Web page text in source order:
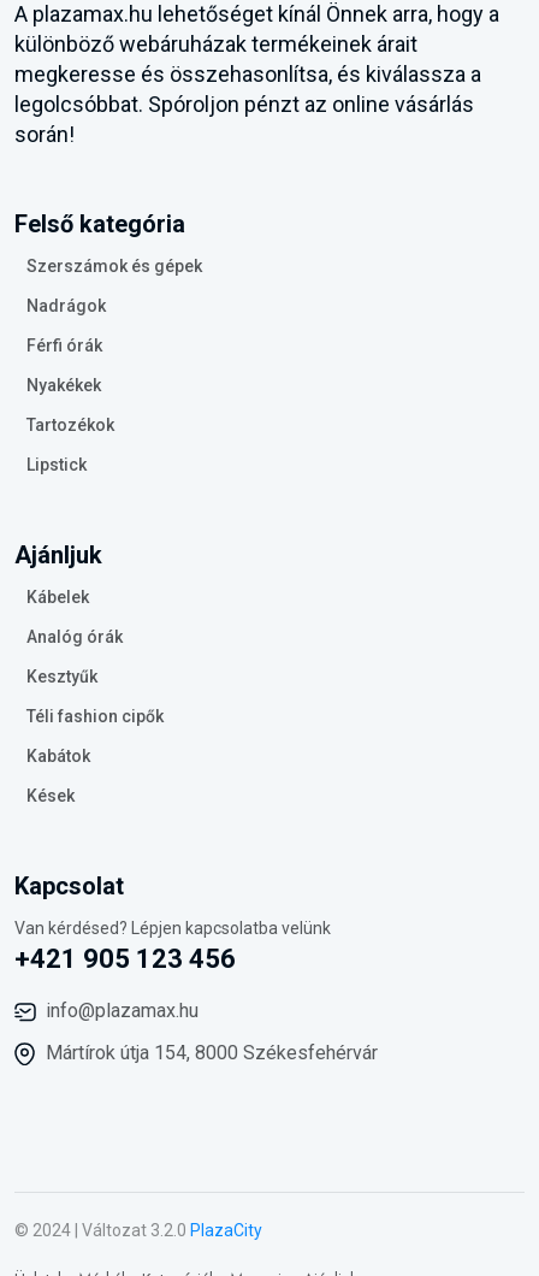
A plazamax.hu lehetőséget kínál Önnek arra, hogy a
különböző webáruházak termékeinek árait
megkeresse és összehasonlítsa, és kiválassza a
legolcsóbbat. Spóroljon pénzt az online vásárlás
során!
Felső kategória
Szerszámok és gépek
Nadrágok
Férfi órák
Nyakékek
Tartozékok
Lipstick
Ajánljuk
Kábelek
Analóg órák
Kesztyűk
Téli fashion cipők
Kabátok
Kések
Kapcsolat
Van kérdésed? Lépjen kapcsolatba velünk
+421 905 123 456
info@plazamax.hu
Mártírok útja 154, 8000 Székesfehérvár
© 2024 | Változat 3.2.0 PlazaCity